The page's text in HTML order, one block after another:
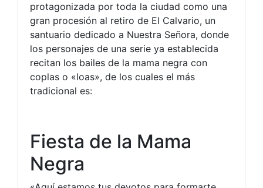
protagonizada por toda la ciudad como una
gran procesión al retiro de El Calvario, un
santuario dedicado a Nuestra Señora, donde
los personajes de una serie ya establecida
recitan los bailes de la mama negra con
coplas o «loas», de los cuales el más
tradicional es:
Fiesta de la Mama
Negra